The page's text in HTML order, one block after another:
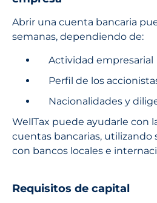
Abrir una cuenta bancaria
semanas, dependiendo de:
Actividad empresarial
Perfil de los
Nacionalidades y
WellTax puede ayudarle con
cuentas bancarias, utilizando
con bancos locales e
Requisitos de capital